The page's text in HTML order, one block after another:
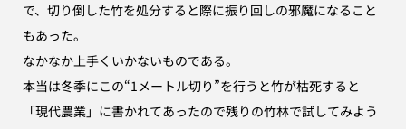
で、 切り倒した竹を処分すると際に振り回しの邪魔になること
もあった。
なかなか上手くいかないものである。
本当は冬季にこの“1メートル切り”を行うと竹が枯死すると
「現代農業」に書かれてあったので残りの竹林で試してみよう